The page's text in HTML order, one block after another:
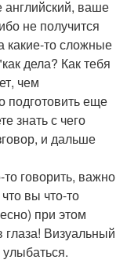
английский, ваше
не получится
какие-то сложные
дела? Как тебя
чем
еще
знать с чего
и дальше
говорить, важно
вы что-то
при этом
глаза! Визуальный